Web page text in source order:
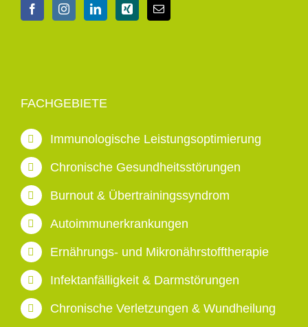
FACHGEBIETE
Immunologische Leistungsoptimierung
Chronische Gesundheitsstörungen
Burnout & Übertrainingssyndrom
Autoimmunerkrankungen
Ernährungs- und Mikronährstofftherapie
Infektanfälligkeit & Darmstörungen
Chronische Verletzungen & Wundheilung